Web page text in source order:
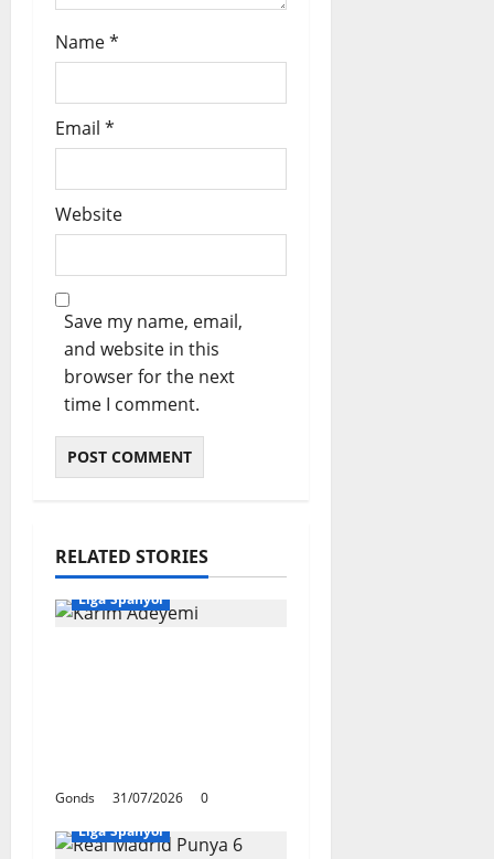
Name*
Email *
Website
Save my name, email,
and website in this
browser for the next
time I comment.
RELATED STORIES
Liga Spanyol
Gonds 31/07/2026
0
Liga Spanyol